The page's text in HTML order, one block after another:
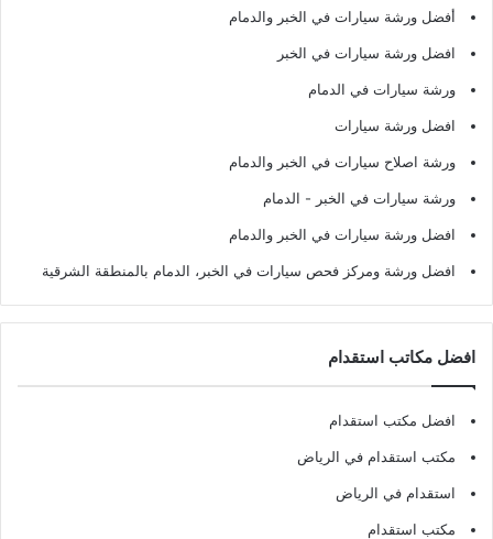
أفضل ورشة سيارات في الخبر والدمام
افضل ورشة سيارات في الخبر
ورشة سيارات في الدمام
افضل ورشة سيارات
ورشة اصلاح سيارات في الخبر والدمام
ورشة سيارات في الخبر - الدمام
افضل ورشة سيارات في الخبر والدمام
افضل ورشة ومركز فحص سيارات في الخبر، الدمام بالمنطقة الشرقية
افضل مكاتب استقدام
افضل مكتب استقدام
مكتب استقدام في الرياض
استقدام في الرياض
مكتب استقدام